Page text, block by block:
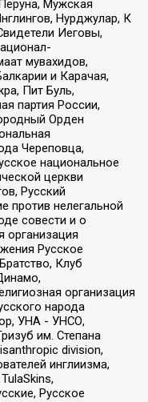
Мужская
Нурджулар, К
Иеговы,
мувахидов,
и Карачая,
Пит Буль,
партия России,
Орден
Череповца,
национальное
церкви
Русский
нелегальной
совести и о
организация
Русское
Клуб
организация
народа
УНА - УНСО,
им. Степана
division,
инглиизма,
Русское